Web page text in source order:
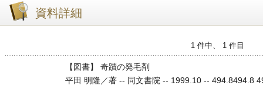
資料詳細
1 件中、 1 件目
【図書】 奇蹟の発毛剤
平田 明隆／著 -- 同文書院 -- 1999.10 -- 494.8494.8